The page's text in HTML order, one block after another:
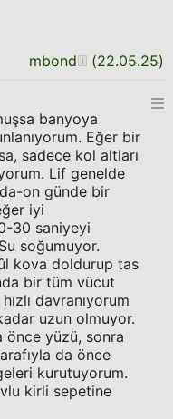
mbond (22.05.25)
banyoya
Eğer bir
sadece kol altları
Lif genelde
on günde bir
iyi
30 saniyeyi
soğumuyor.
kova doldurup tas
bir tüm vücut
davranıyorum
uzun olmuyor.
önce yüzü, sonra
da önce
kurutuyorum.
kirli sepetine